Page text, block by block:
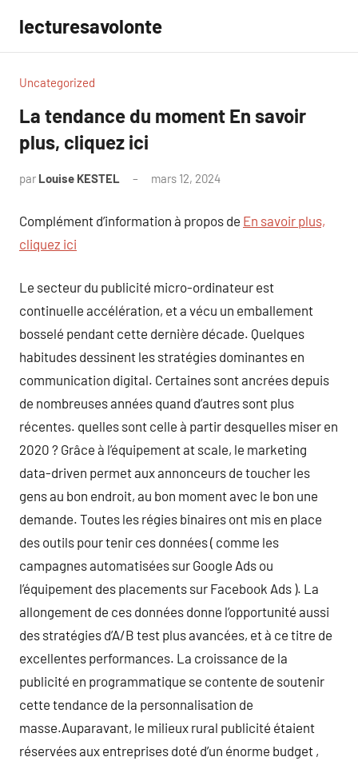
contenu
lecturesavolonte
Uncategorized
La tendance du moment En savoir
plus, cliquez ici
par Louise KESTEL mars 12, 2024
Complément d’information à propos de En savoir plus,
cliquez ici
Le secteur du publicité micro-ordinateur est
continuelle accélération, et a vécu un emballement
bosselé pendant cette dernière décade. Quelques
habitudes dessinent les stratégies dominantes en
communication digital. Certaines sont ancrées depuis
de nombreuses années quand d’autres sont plus
récentes. quelles sont celle à partir desquelles miser en
2020 ? Grâce à l’équipement at scale, le marketing
data-driven permet aux annonceurs de toucher les
gens au bon endroit, au bon moment avec le bon une
demande. Toutes les régies binaires ont mis en place
des outils pour tenir ces données ( comme les
campagnes automatisées sur Google Ads ou
l’équipement des placements sur Facebook Ads ). La
allongement de ces données donne l’opportunité aussi
des stratégies d’A/B test plus avancées, et à ce titre de
excellentes performances. La croissance de la
publicité en programmatique se contente de soutenir
cette tendance de la personnalisation de
masse.Auparavant, le milieux rural publicité étaient
réservées aux entreprises doté d’un énorme budget ,